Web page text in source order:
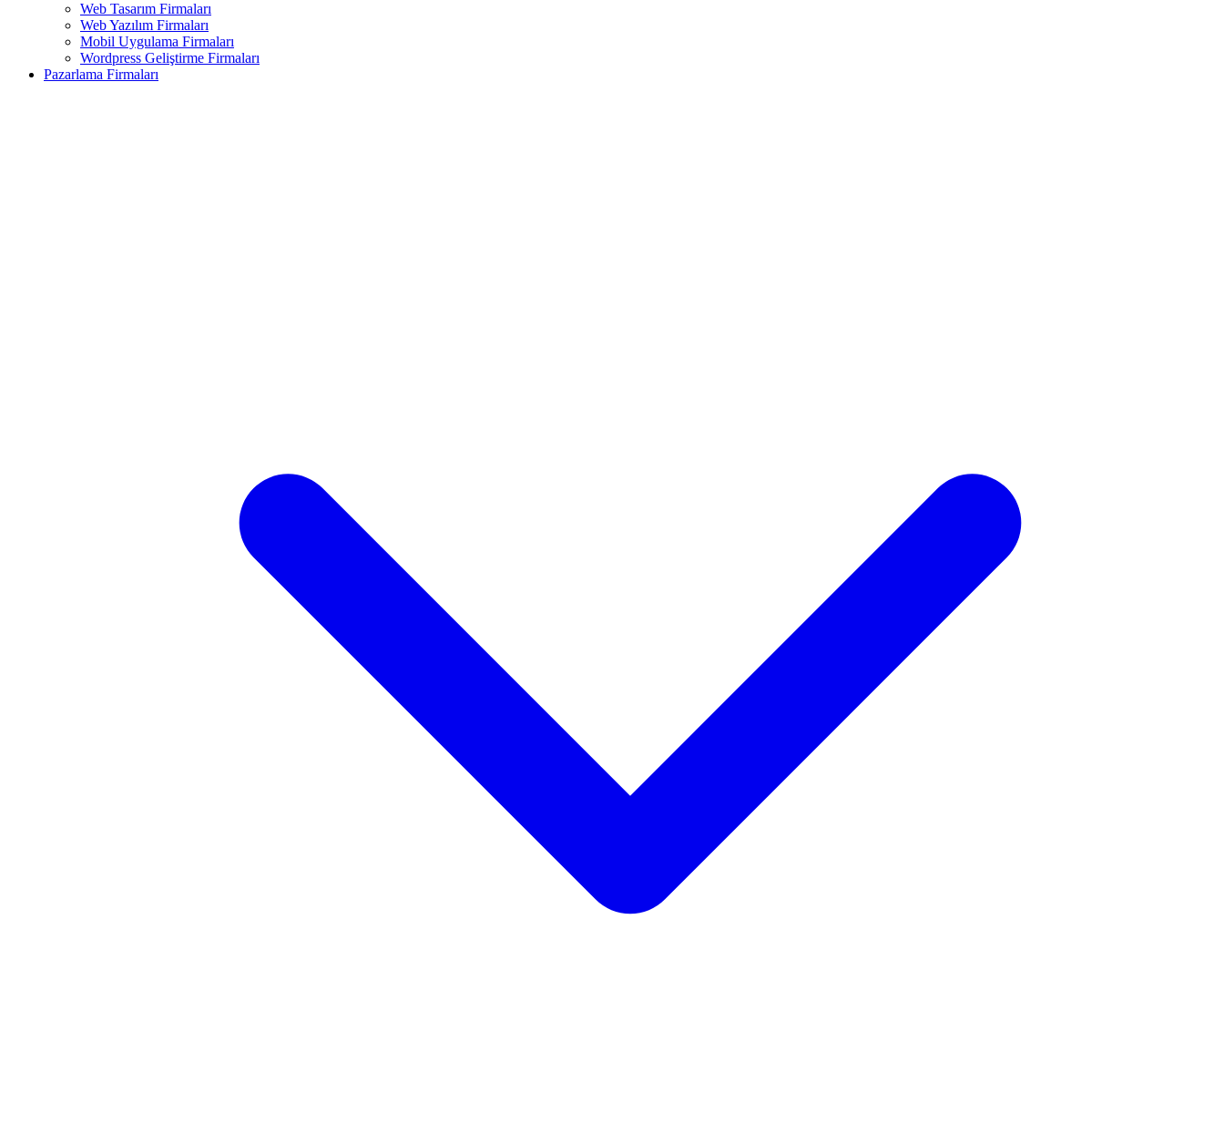
Web Tasarım Firmaları
Web Yazılım Firmaları
Mobil Uygulama Firmaları
Wordpress Geliştirme Firmaları
Pazarlama Firmaları